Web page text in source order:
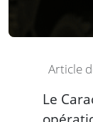
Article
Le